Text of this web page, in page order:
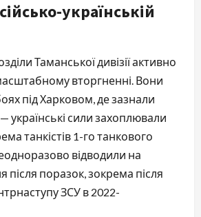
українській
Таманської дивізії активно
вторгненні. Вони
під Харковом, де зазнали
українські сили захоплювали
танкістів 1-го танкового
відводили на
поразок, зокрема після
ЗСУ в 2022-